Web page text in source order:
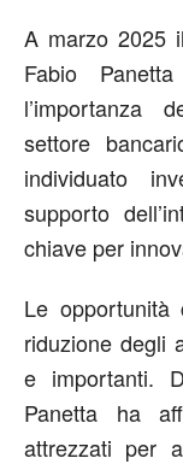
A marzo 2025
Fabio
l’importanza
settore
individuato
supporto
chiave per
Le opportunità
riduzione degli
e importanti.
Panetta ha
attrezzati per